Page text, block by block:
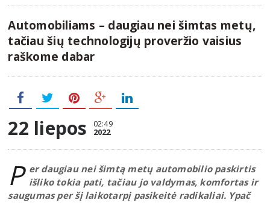
Automobiliams – daugiau nei šimtas metų,
tačiau šių technologijų proveržio vaisius
raškome dabar
22 liepos 02:49
2022
P er daugiau nei šimtą metų automobilio paskirtis
išliko tokia pati, tačiau jo valdymas, komfortas ir
saugumas per šį laikotarpį pasikeitė radikaliai. Ypač